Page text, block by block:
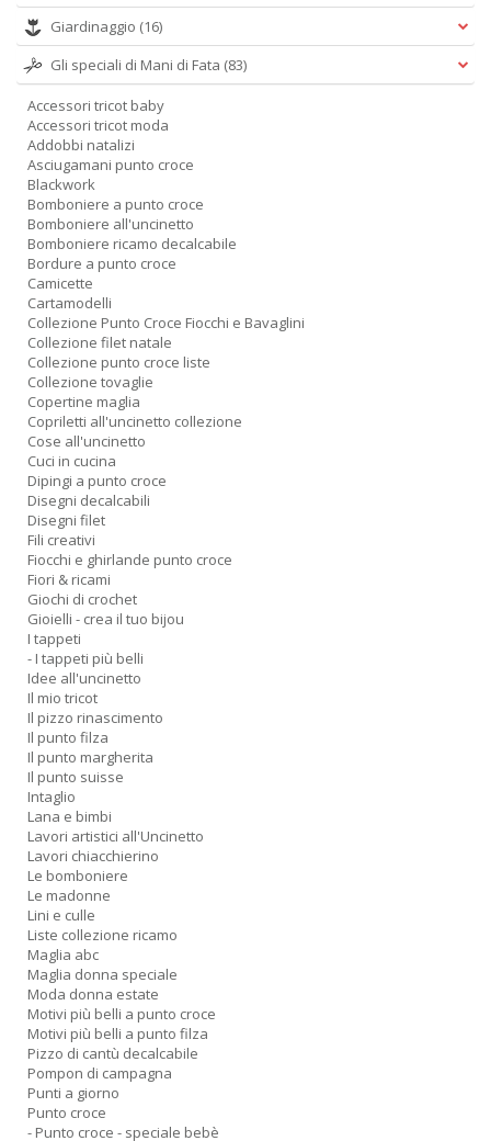
Giardinaggio (16)
Gli speciali di Mani di Fata (83)
Accessori tricot baby
Accessori tricot moda
Addobbi natalizi
Asciugamani punto croce
Blackwork
Bomboniere a punto croce
Bomboniere all'uncinetto
Bomboniere ricamo decalcabile
Bordure a punto croce
Camicette
Cartamodelli
Collezione Punto Croce Fiocchi e Bavaglini
Collezione filet natale
Collezione punto croce liste
Collezione tovaglie
Copertine maglia
Copriletti all'uncinetto collezione
Cose all'uncinetto
Cuci in cucina
Dipingi a punto croce
Disegni decalcabili
Disegni filet
Fili creativi
Fiocchi e ghirlande punto croce
Fiori & ricami
Giochi di crochet
Gioielli - crea il tuo bijou
I tappeti
- I tappeti più belli
Idee all'uncinetto
Il mio tricot
Il pizzo rinascimento
Il punto filza
Il punto margherita
Il punto suisse
Intaglio
Lana e bimbi
Lavori artistici all'Uncinetto
Lavori chiacchierino
Le bomboniere
Le madonne
Lini e culle
Liste collezione ricamo
Maglia abc
Maglia donna speciale
Moda donna estate
Motivi più belli a punto croce
Motivi più belli a punto filza
Pizzo di cantù decalcabile
Pompon di campagna
Punti a giorno
Punto croce
- Punto croce - speciale bebè